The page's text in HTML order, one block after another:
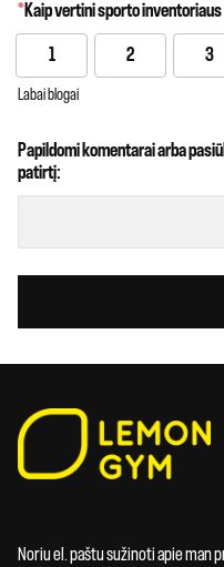
*Kaip vertini sporto
1 2 3
Labai blogai
Papildomi komentarai arba
patirtį:
Noriu el. paštu sužinoti apie man